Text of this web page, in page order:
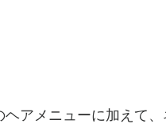
アメニューに加えて、